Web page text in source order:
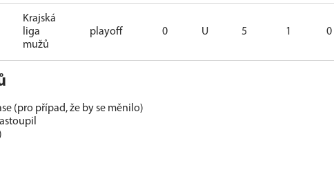
Krajská
liga
mužů
playoff 0 U 5 1 0
(pro případ, že by se měnilo)